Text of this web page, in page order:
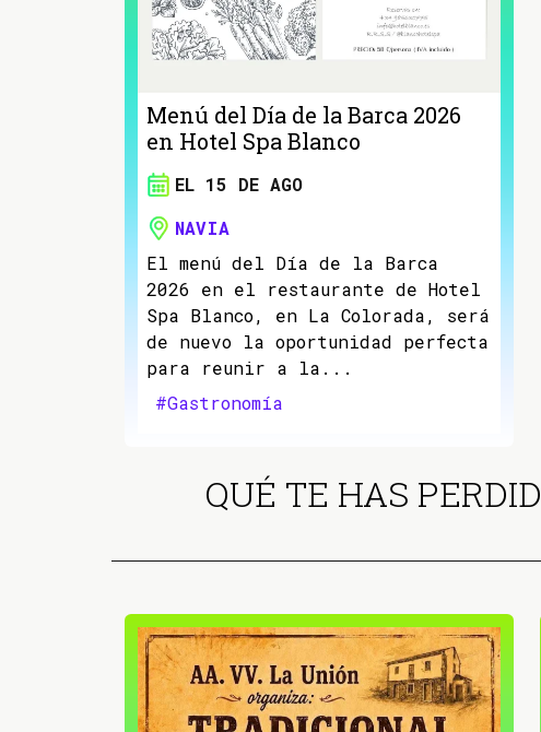
Menú del Día de la Barca 2026
en Hotel Spa Blanco
EL 15 DE AGO
NAVIA
El menú del Día de la Barca
2026 en el restaurante de Hotel
Spa Blanco, en La Colorada, será
de nuevo la oportunidad perfecta
para reunir a la...
#Gastronomía
QUÉ TE HAS